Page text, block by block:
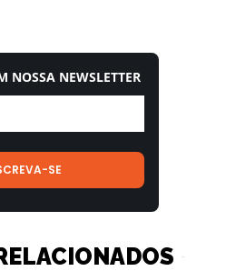
NOSSA NEWSLETTER